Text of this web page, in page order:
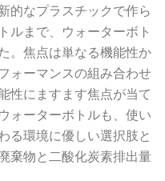
的なプラスチックで作ら
ルまで、ウォーターボト
。焦点は単なる機能性か
ォーマンスの組み合わせ
性にますます焦点が当て
ォーターボトルも、使い
る環境に優しい選択肢と
棄物と二酸化炭素排出量